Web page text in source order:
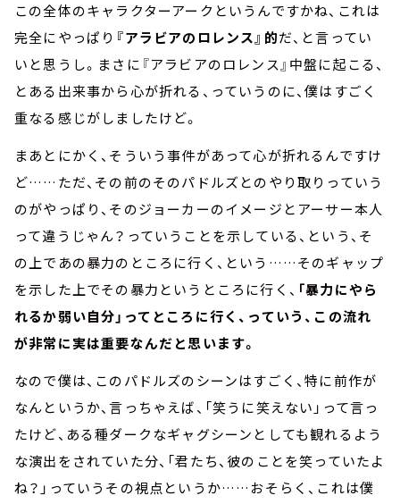
この全体のキャラクターアークというんですかね、これは
完全にやっぱり 『アラビアのロレンス』的だ、と言ってい
いと思うし。まさに『アラビアのロレンス』中盤に起こる、
とある出来事から心が折れる、っていうのに、僕はすごく
重なる感じがしましたけど。
まあとにかく、そういう事件があって心が折れるんですけ
ど……ただ、その前のそのパドルズとのやり取りっていう
のがやっぱり、そのジョーカーのイメージとアーサー本人
って違うじゃん？っていうことを示している、という、そ
の上であの暴力のところに行く、という……そのギャップ
を示した上でその暴力というところに行く、 「暴力にやら
れるか弱い自分」ってところに行く、っていう、この流れ
が非常に実は重要なんだと思います。
なので僕は、このパドルズのシーンはすごく、特に前作が
なんというか、言っちゃえば、「笑うに笑えない」って言っ
たけど、ある種ダークなギャグシーンとしても観れるよう
な演出をされていた分、「君たち、彼のことを笑っていたよ
ね？」っていうその視点というか……おそらく、これは僕